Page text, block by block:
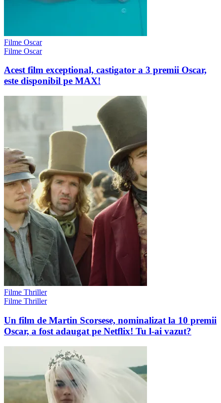
Filme Oscar
Filme Oscar
Acest film exceptional, castigator a 3 premii Oscar,
este disponibil pe MAX!
Filme Thriller
Filme Thriller
Un film de Martin Scorsese, nominalizat la 10 premii
Oscar, a fost adaugat pe Netflix! Tu l-ai vazut?